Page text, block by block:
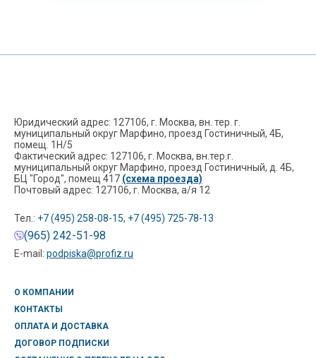
Юридический адрес: 127106, г. Москва, вн. тер. г.
муниципальный округ Марфино, проезд Гостиничный, 4Б,
помещ. 1Н/5
Фактический адрес: 127106, г. Москва, вн.тер.г.
муниципальный округ Марфино, проезд Гостиничный, д. 4Б,
БЦ "Город", помещ 417 (схема проезда)
Почтовый адрес: 127106, г. Москва, а/я 12
Тел.: +7 (495) 258-08-15, +7 (495) 725-78-13
(965) 242-51-98
E-mail: podpiska@profiz.ru
О КОМПАНИИ
КОНТАКТЫ
ОПЛАТА И ДОСТАВКА
ДОГОВОР ПОДПИСКИ